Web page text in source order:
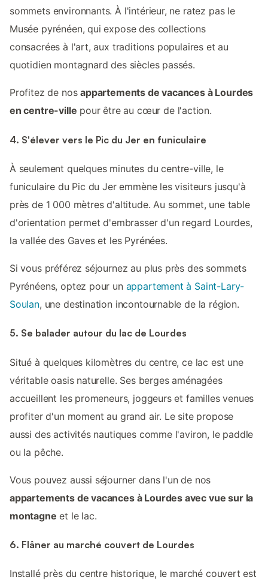
sommets environnants. À l'intérieur, ne ratez pas le
Musée pyrénéen, qui expose des collections
consacrées à l'art, aux traditions populaires et au
quotidien montagnard des siècles passés.
Profitez de nosappartements de vacances à Lourdes
en centre-ville pour être au cœur de l'action.
4. S'élever vers le Pic du Jer en funiculaire
À seulement quelques minutes du centre-ville, le
funiculaire du Pic du Jer emmène les visiteurs jusqu'à
près de 1 000 mètres d'altitude. Au sommet, une table
d'orientation permet d'embrasser d'un regard Lourdes,
la vallée des Gaves et les Pyrénées.
Si vous préférez séjournez au plus près des sommets
Pyrénéens, optez pour un appartement à Saint-Lary-
Soulan, une destination incontournable de la région.
5. Se balader autour du lac de Lourdes
Situé à quelques kilomètres du centre, ce lac est une
véritable oasis naturelle. Ses berges aménagées
accueillent les promeneurs, joggeurs et familles venues
profiter d'un moment au grand air. Le site propose
aussi des activités nautiques comme l'aviron, le paddle
ou la pêche.
Vous pouvez aussi séjourner dans l'un de nos
appartements de vacances à Lourdes avec vue sur la
montagne et le lac.
6. Flâner au marché couvert de Lourdes
Installé près du centre historique, le marché couvert est